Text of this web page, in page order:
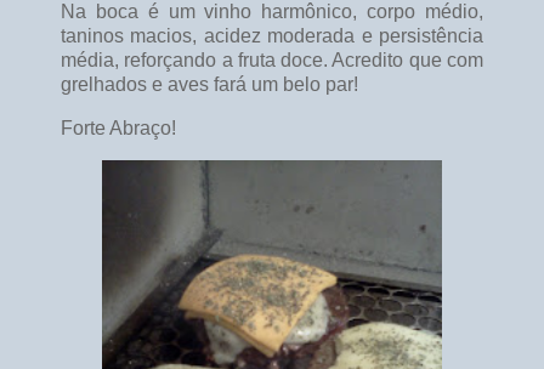
Na boca é um vinho harmônico, corpo médio,
taninos macios, acidez moderada e persistência
média, reforçando a fruta doce. Acredito que com
grelhados e aves fará um belo par!
Forte Abraço!